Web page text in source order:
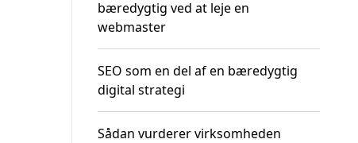
bæredygtig ved at leje en
webmaster
SEO som en del af en bæredygtig
digital strategi
Sådan vurderer virksomheden